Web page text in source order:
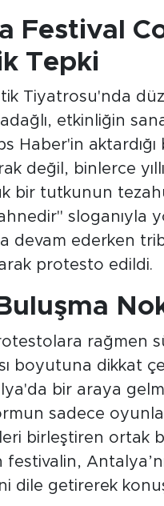
Festival
Tepki
Tiyatrosu'nda
etkinliğin
Haber'in
değil, binlerce
bir tutkunun
sloganıyla
devam ederken
protesto edildi.
rağmen
boyutuna dikkat
bir araya
sadece
birleştiren ortak
dile getirerek